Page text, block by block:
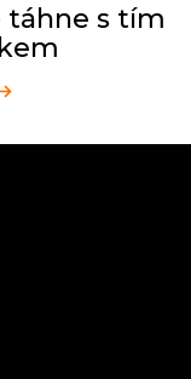
táhne s tím